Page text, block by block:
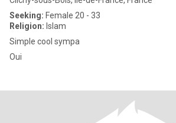
Seeking: Female 20 - 33
Religion: Islam
Simple cool sympa
Oui